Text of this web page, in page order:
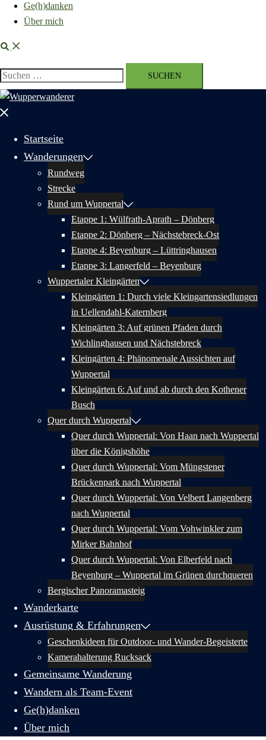
Ge(h)danken
Über mich
Suche
Suchen
nach:
Menü
Startseite
Wanderungen
Rundweg
Strecke
Rund um Wuppertal
Etappe 1: Wülfrath-Aprath – Dönberg
Etappe 2: Dönberg – Nächstebreck-Ost
Etappe 4: Beyenburg – Lüttringhausen
Etappe 3: Langerfeld – Beyenburg
Wuppertaler Kleingärten
Kleingärten 1: Durch viele Kleingartensiedlungen
in Uellendahl-Katernberg
Kleingärten 3: Auf grünen Pfaden durch
Wichlinghausen und Nächstebreck
Kleingärten 4: Phänomenale Aussichten auf
Wuppertal
Kleingärten 6: Auf und ab durch den Kothener
Busch
Quer durch Wuppertal
Quer durch Wuppertal: Von Haan nach Wuppertal
über die Königshöhe
Quer durch Wuppertal: Vom Müngstener
Brückenpark nach Wuppertal
Quer durch Wuppertal: Von Velbert Langenberg
nach Wuppertal
Quer durch Wuppertal: Vom Vohwinkler zum
Mirker Bahnhof
Quer durch Wuppertal: Von Elberfeld nach
Beyenburg – Wuppertal im Grünen durchqueren
Bergischer Panoramasteig
Wanderkarte
Ausrüstung & Erfahrungen
Geschenkideen für Outdoor- und Wander-Begeisterte
Kamerahalterung Rucksack
Gemeinsame Wanderung
Wandern als Team-Event
Ge(h)danken
Über mich